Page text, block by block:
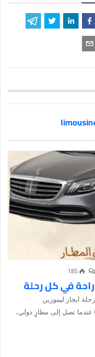
185
في كل رحلة
ايجار ليموزين
المطار_ليموزين مصر 01003203210 عندما تصل إلى مطارٍ دولي،